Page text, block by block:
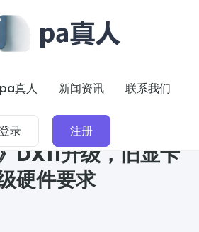
真人 新闻资讯 联系我们
录 注册
DX11升级，旧显卡
硬件要求